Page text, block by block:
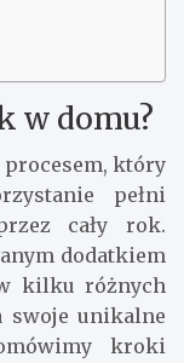
w domu?
który
pełni
cały rok.
dodatkiem
kilku różnych
swoje unikalne
kroki